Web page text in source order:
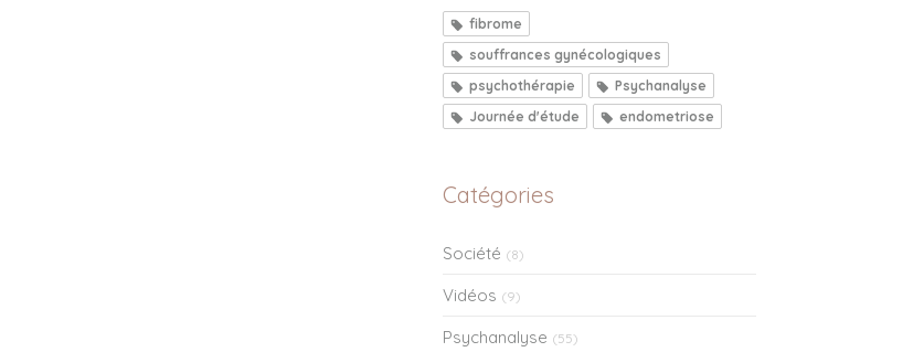
fibrome
souffrances gynécologiques
psychothérapie
Psychanalyse
Journée d'étude
endometriose
Catégories
Société (8)
Vidéos (9)
Psychanalyse (55)